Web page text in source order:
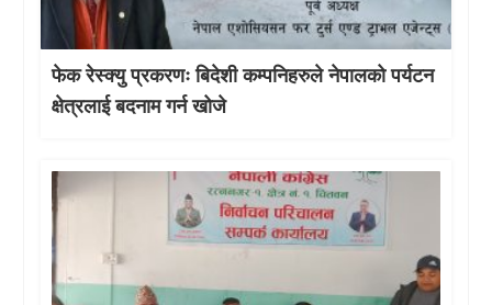
फेक रेस्क्यु प्रकरणः बिदेशी कम्पनिहरुले नेपालको पर्यटन
क्षेत्रलाई बदनाम गर्न खोजे